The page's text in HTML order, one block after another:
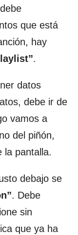
que está
hay
.
datos
debe ir de
vamos a
del piñón,
la pantalla.
debajo se
. Debe
sin
que ya ha